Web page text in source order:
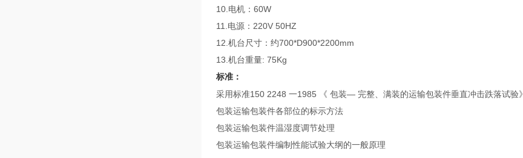
10.电机：60W
11.电源：220V 50HZ
12.机台尺寸：约700*D900*2200mm
13.机台重量: 75Kg
标准：
采用标准150 2248 一1985 《 包装― 完整、满装的运输包装件垂直冲击跌落试验》
包装运输包装件各部位的标示方法
包装运输包装件温湿度调节处理
包装运输包装件编制性能试验大纲的一般原理